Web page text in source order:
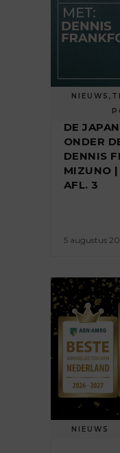
NIEUWS ,
DE
ONDER
DENNIS
MIZUNO
AFL. 3
5 augustus
NIEUWS